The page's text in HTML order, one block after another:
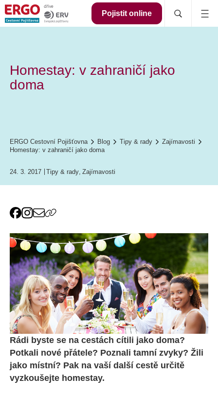
Pojistit online
Homestay: v zahraničí jako
doma
ERGO Cestovní Pojišťovna Blog Tipy & rady
Zajímavosti
Homestay: v zahraničí jako doma
24. 3. 2017 Tipy & rady, Zajímavosti
Rádi byste se na cestách cítili jako doma?
Potkali nové přátele? Poznali tamní zvyky? Žili
jako místní? Pak na vaší další cestě určitě
vyzkoušejte homestay.